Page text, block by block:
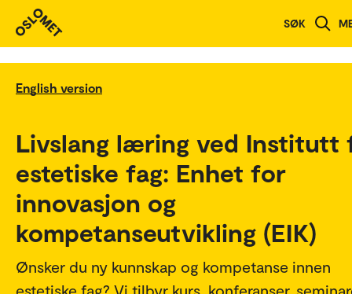
SØK
English version
Livslang læring ved Institutt
estetiske fag: Enhet for
innovasjon og
kompetanseutvikling (EIK)
Ønsker du ny kunnskap og kompetanse innen
estetiske fag? Vi tilbyr kurs, konferanser,